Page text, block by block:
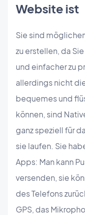
Website ist
Sie sind
zu erstellen, da
und einfacher zu
allerdings nicht
bequemes und
können, sind
ganz speziell für
sie laufen. Sie
Apps: Man kann
versenden, sie
des Telefons
GPS, das